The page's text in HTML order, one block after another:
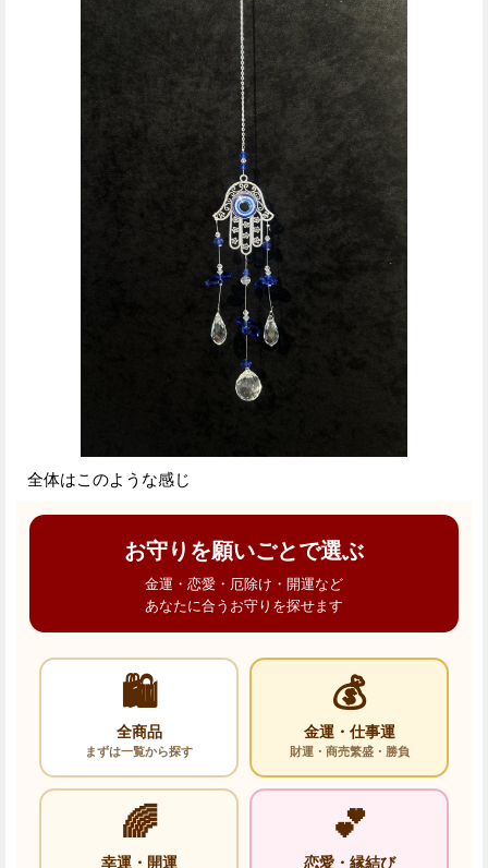
全体はこのような感じ
お守りを願いごとで選ぶ
金運・恋愛・厄除け・開運など
あなたに合うお守りを探せます
🛍️
全商品
まずは一覧から探す
💰
金運・仕事運
財運・商売繁盛・勝負
🌈
幸運・開運
💕
恋愛・縁結び